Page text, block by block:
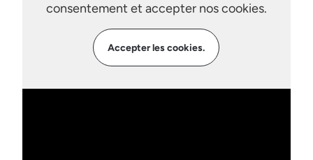
consentement et accepter nos cookies.
Accepter les cookies.